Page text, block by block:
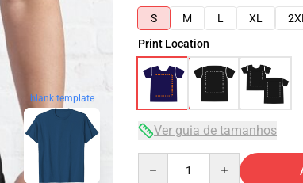
blank template
S
M L XL 2XL
Print Location
Ver guia de tamanhos